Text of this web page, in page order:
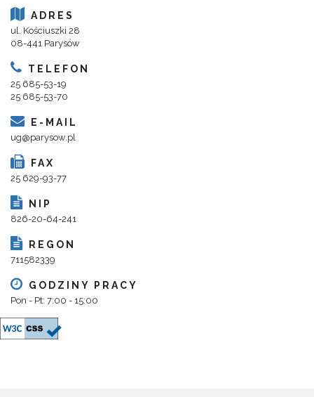
ADRES
ul. Kościuszki 28
08-441 Parysów
TELEFON
25 685-53-19
25 685-53-70
E-MAIL
ug@parysow.pl
FAX
25 629-93-77
NIP
826-20-64-241
REGON
711582339
GODZINY PRACY
Pon - Pt: 7:00 - 15:00